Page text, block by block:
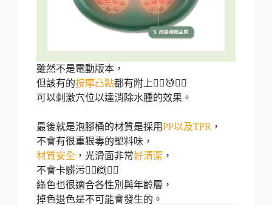
雖然不是電動版本，
但該有的按摩凸點都有附上💆‍♀💆💆‍♂
可以刺激穴位以達消除水腫的效果。
最後就是泡腳桶的材質是採用PP以及TPR ，
不會有很重狠毒的塑料味，
材質安全 ，光滑面非常好清潔 ，
不會卡髒污🙆‍♀️🙆🙆‍♂️
綠色也很適合各性別與年齡層，
掉色退色是不可能會發生的。